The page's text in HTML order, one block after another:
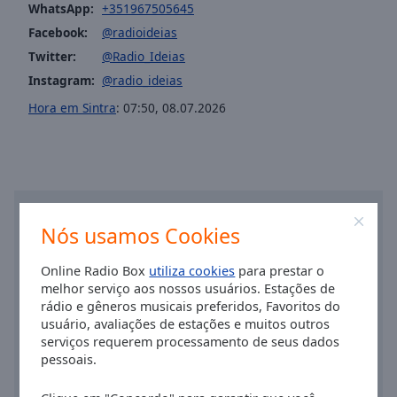
Nós usamos Cookies
Online Radio Box utiliza cookies para prestar o
melhor serviço aos nossos usuários. Estações de
rádio e gêneros musicais preferidos, Favoritos do
usuário, avaliações de estações e muitos outros
serviços requerem processamento de seus dados
pessoais.
Area
Background
Color
Opacity
Family
WhatsApp: +351967505645
Facebook:
@radioideias
Twitter:
@Radio_Ideias
Instagram: @radio_ideias
Hora em Sintra: 07:50, 08.07.2026